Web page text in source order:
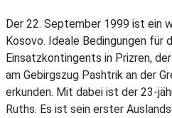
Der 22. September 1999 ist ein
Kosovo. Ideale Bedingungen für
Einsatzkontingents in Prizren,
am Gebirgszug Pashtrik an der
erkunden. Mit dabei ist der 23-
Ruths. Es ist sein erster